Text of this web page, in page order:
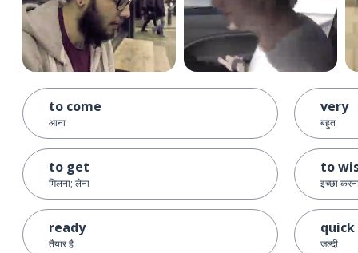
to come
आना
to get
मिलना; लेना
ready
तैयार है
very
बहुत
to
इच्छा
quick
जल्दी